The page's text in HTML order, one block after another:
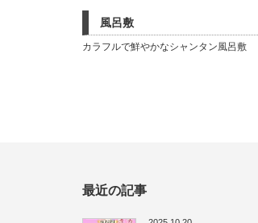
衣・夏着物
風呂敷
カラフルで鮮やかなシャンタン風呂敷
最近の記事